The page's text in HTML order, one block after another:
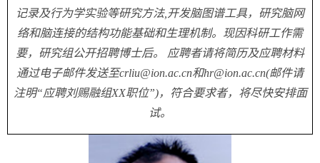
记录及行为学实验等研究方法, 开发脑图谱工具，研究脑网
络和脑连接的结构功能基础和生理机制。现因科研工作需
要，研究组公开招聘博士后。 应聘者请将简历及应聘材料
通过电子邮件发送至crliu@ion.ac.cn和hr@ion.ac.cn(邮件请
注明“应聘刘赐融组XX职位”)，符合要求者，将尽快安排面
试。